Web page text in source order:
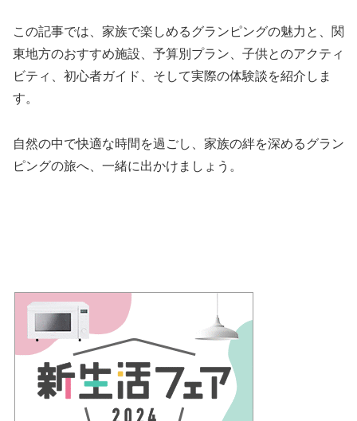
この記事では、家族で楽しめるグランピングの魅力と、関
東地方のおすすめ施設、予算別プラン、子供とのアクティ
ビティ、初心者ガイド、そして実際の体験談を紹介しま
す。
自然の中で快適な時間を過ごし、家族の絆を深めるグラン
ピングの旅へ、一緒に出かけましょう。